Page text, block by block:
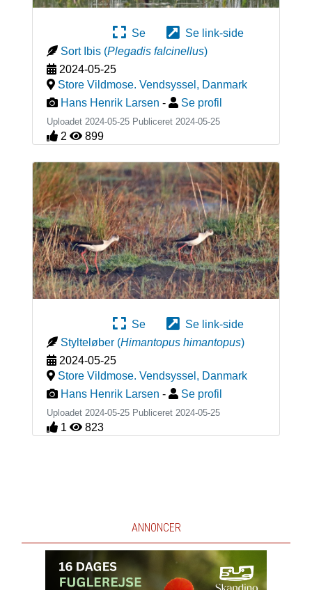
Se
Se link-side
Sort Ibis (Plegadis falcinellus)
2024-05-25
Store Vildmose. Vendsyssel , Danmark
Hans Henrik Larsen - Se profil
Uploadet 2024-05-25 Publiceret 2024-05-25
2 899
Se
Se link-side
Stylteløber (Himantopus himantopus)
2024-05-25
Store Vildmose. Vendsyssel , Danmark
Hans Henrik Larsen - Se profil
Uploadet 2024-05-25 Publiceret 2024-05-25
1 823
ANNONCER